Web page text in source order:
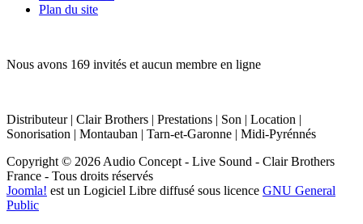
Plan du site
Nous avons 169 invités et aucun membre en ligne
Distributeur | Clair Brothers | Prestations | Son | Location |
Sonorisation | Montauban | Tarn-et-Garonne | Midi-Pyrénnés
Copyright © 2026 Audio Concept - Live Sound - Clair Brothers
France - Tous droits réservés
Joomla! est un Logiciel Libre diffusé sous licence GNU General
Public